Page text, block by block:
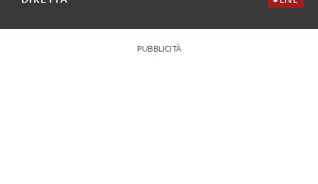
PUBBLICITÀ